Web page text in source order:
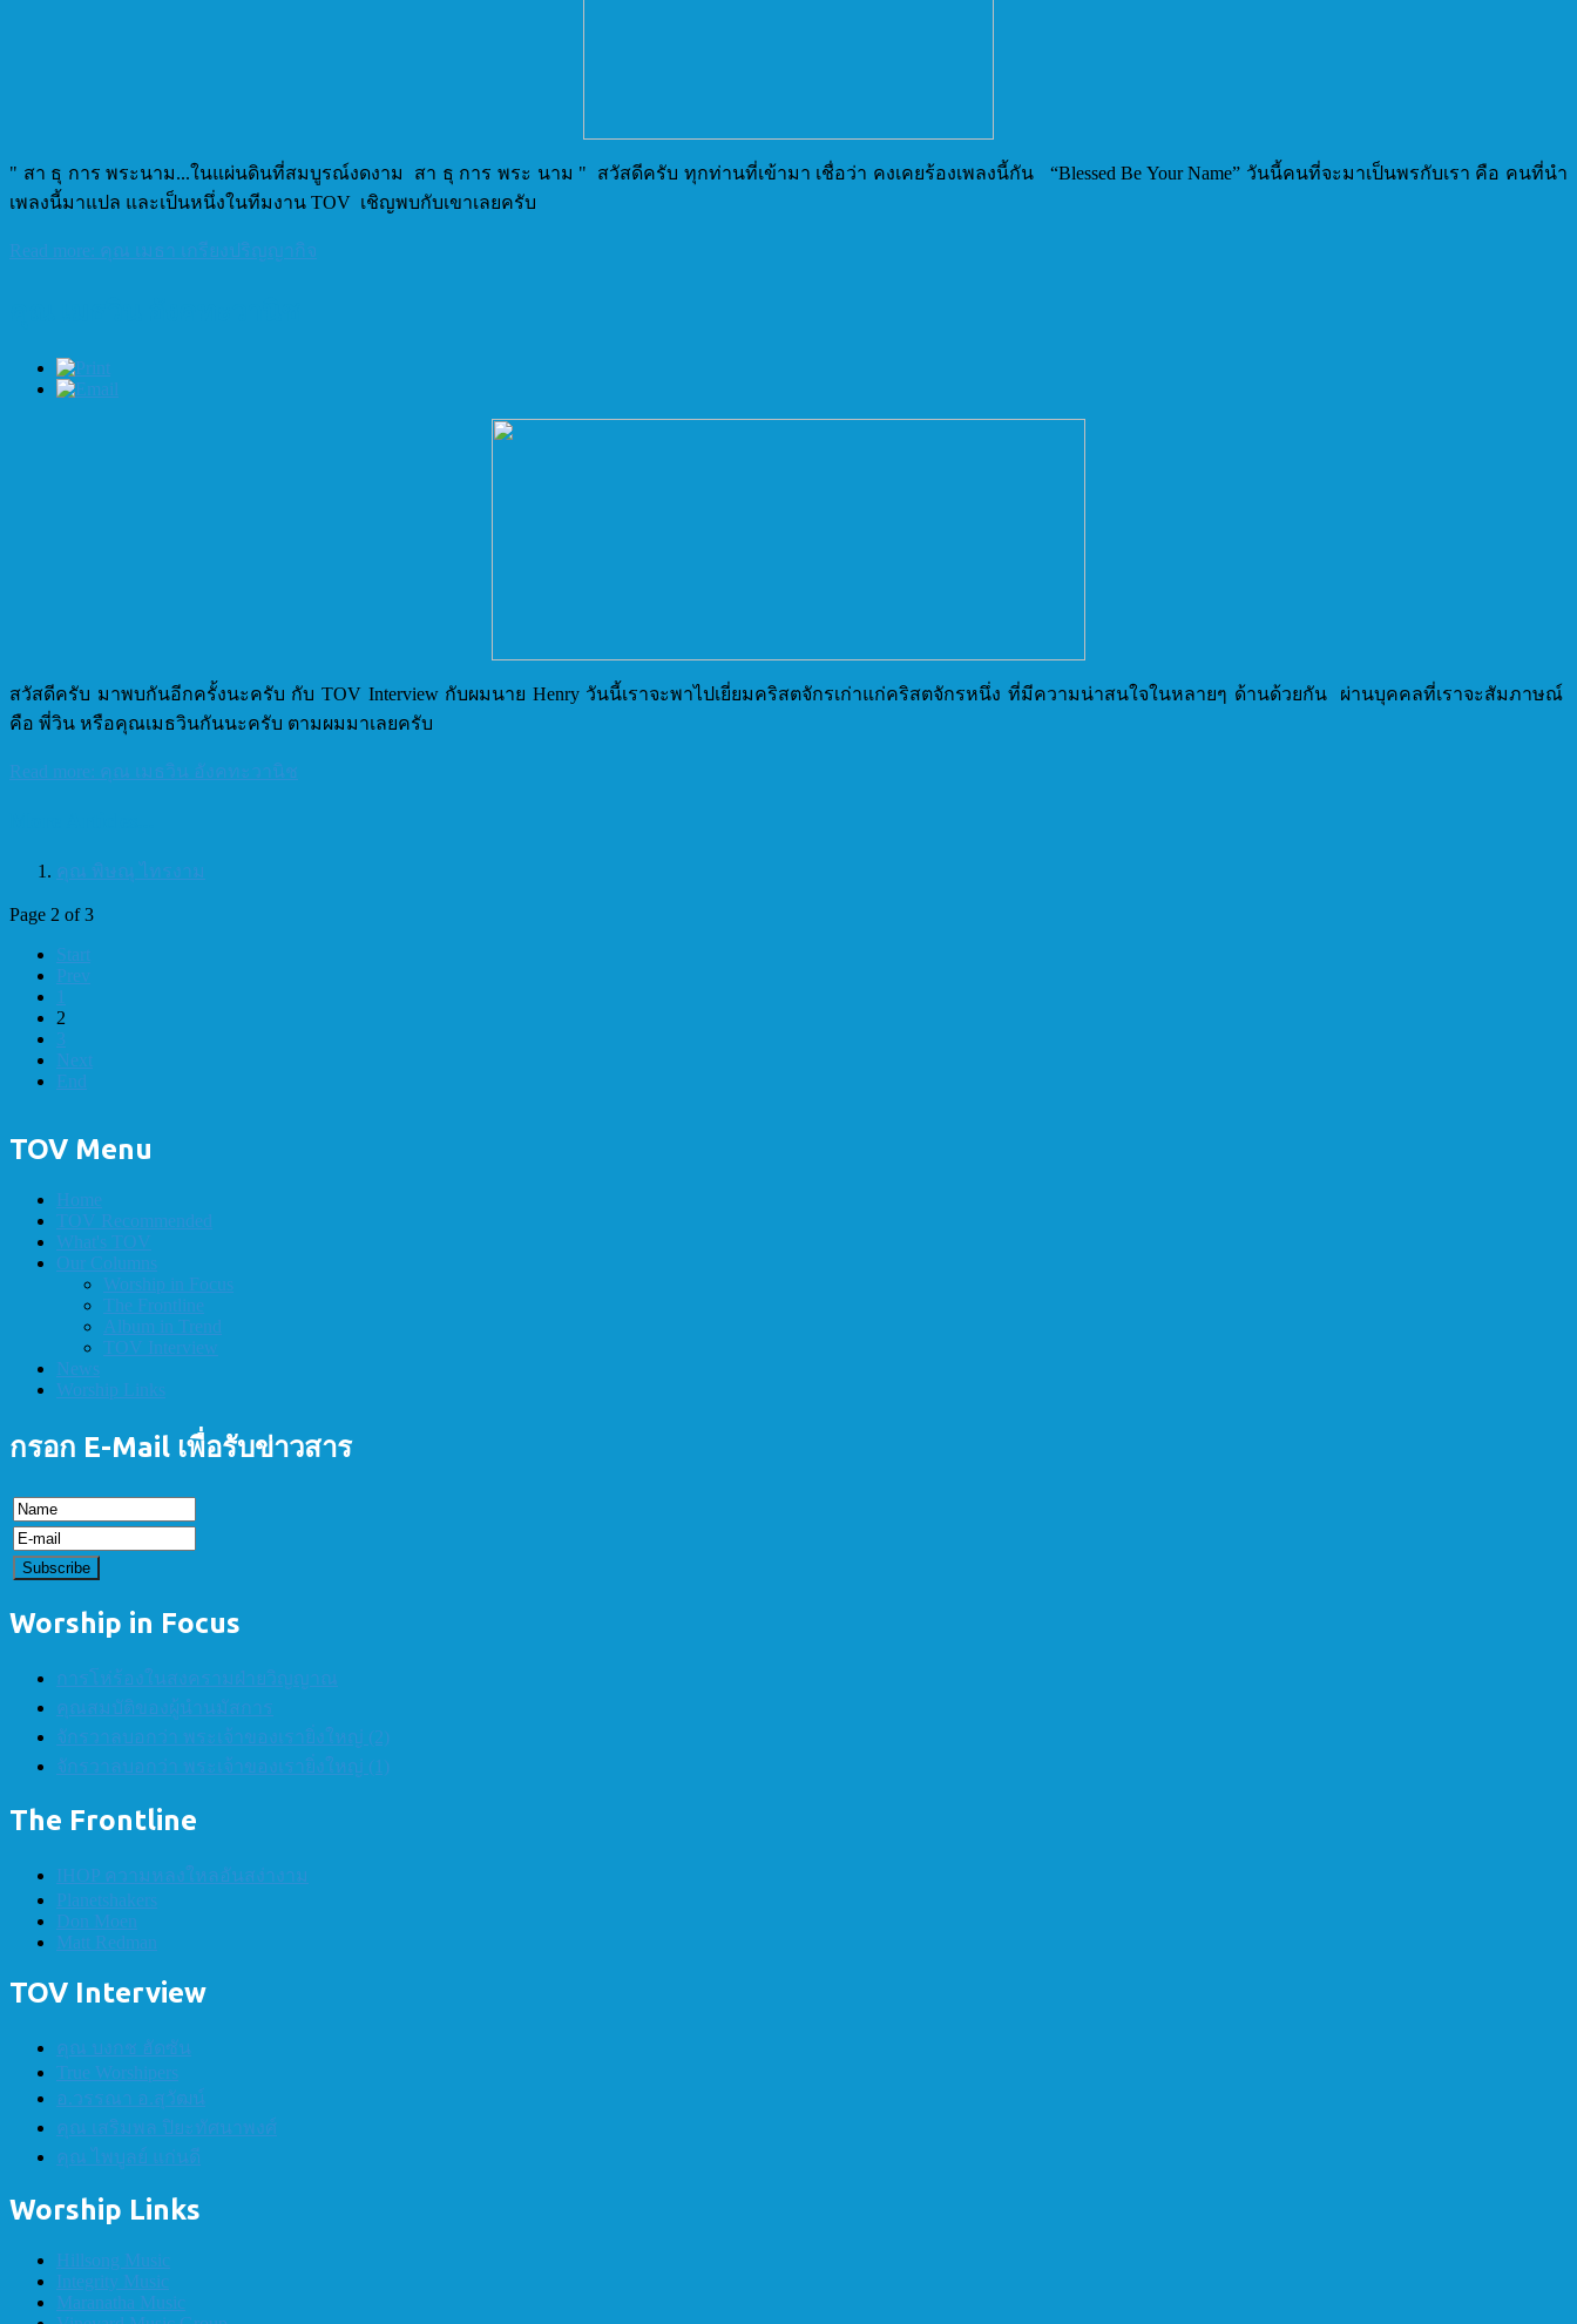
" สา ธุ การ พระนาม...ในแผ่นดินที่สมบูรณ์งดงาม สา ธุ การ พระ นาม " สวัสดีครับ ทุกท่านที่เข้ามา เชื่อว่า คงเคยร้องเพลงนี้กัน “Blessed Be Your Name” วันนี้คนที่จะมาเป็นพรกับเรา คือ คนที่นำ
เพลงนี้มาแปล และเป็นหนึ่งในทีมงาน TOV เชิญพบกับเขาเลยครับ
Read more: คุณ เมธา เกรียงปริญญากิจ
สวัสดีครับ มาพบกันอีกครั้งนะครับ กับ TOV Interview กับผมนาย Henry วันนี้เราจะพาไปเยี่ยมคริสตจักรเก่าแก่คริสตจักรหนึ่ง ที่มีความน่าสนใจในหลายๆ ด้านด้วยกัน ผ่านบุคคลที่เราจะสัมภาษณ์
คือ พี่วิน หรือคุณเมธวินกันนะครับ ตามผมมาเลยครับ
Read more: คุณ เมธวิน อังคทะวานิช
คุณ พิษณุ ไทรงาม
Page 2 of 3
Start
Prev
1
2
3
Next
End
TOV Menu
Home
TOV Recommended
What's TOV
Our Columns
Worship in Focus
The Frontline
Album in Trend
TOV Interview
News
Worship Links
กรอก E-Mail เพื่อรับข่าวสาร
Worship in Focus
การโห่ร้องในสงครามฝ่ายวิญญาณ
คุณสมบัติของผู้นำนมัสการ
จักรวาลบอกว่า พระเจ้าของเรายิ่งใหญ่ (2)
จักรวาลบอกว่า พระเจ้าของเรายิ่งใหญ่ (1)
The Frontline
IHOP ความหลงใหลอันสง่างาม
Planetshakers
Don Moen
Matt Redman
TOV Interview
คุณ บงกช ฮัดซัน
True Worshipers
อ.วรรณา อ.สุวัฒน์
คุณ เสริมพล ปิยะทัศนาพงศ์
คุณ ไพบูลย์ แก่นดี
Worship Links
Hillsong Music
Integrity Music
Maranatha Music